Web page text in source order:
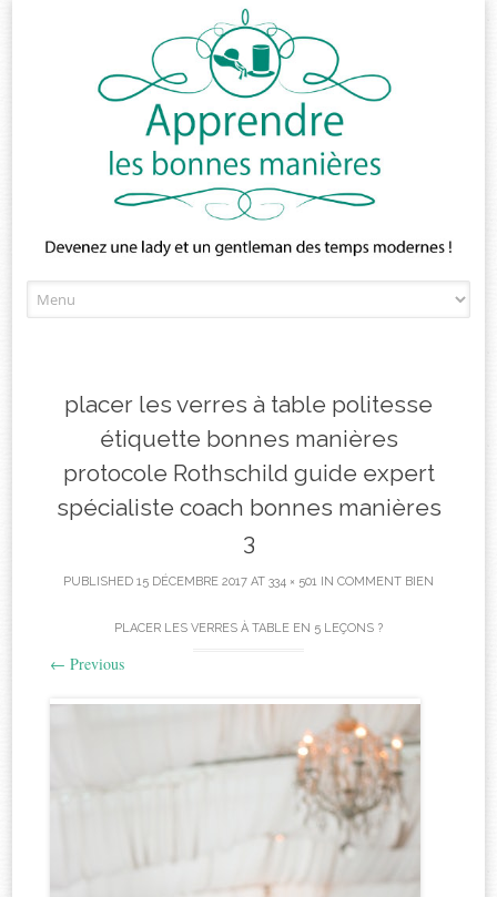
to
placer les verres à table politesse
étiquette bonnes manières
protocole Rothschild guide expert
spécialiste coach bonnes manières
3
PUBLISHED 15 DÉCEMBRE 2017 AT 334 × 501 IN COMMENT BIEN
PLACER LES VERRES À TABLE EN 5 LEÇONS ?
← Previous